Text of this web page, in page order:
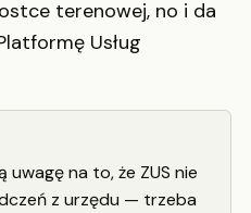
terenowej, no i da
Usług
na to, że ZUS nie
z urzędu — trzeba